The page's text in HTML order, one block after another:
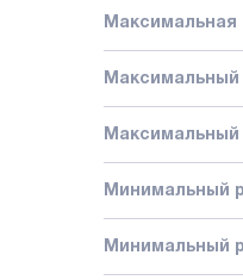
Максимальная
Максимальный
Максимальный
Минимальный
Минимальный